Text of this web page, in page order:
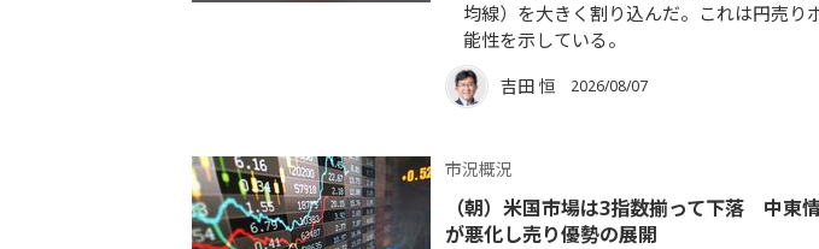
均線）を大きく割り込んだ。これは円売り
能性を示している。
吉田 恒 2026/08/07
市況概況
（朝）米国市場は3指数揃って下落 中東
が悪化し売り優勢の展開